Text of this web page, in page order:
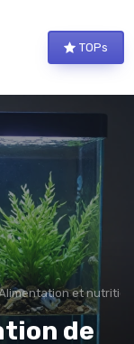
TOPs
et nutrition
de